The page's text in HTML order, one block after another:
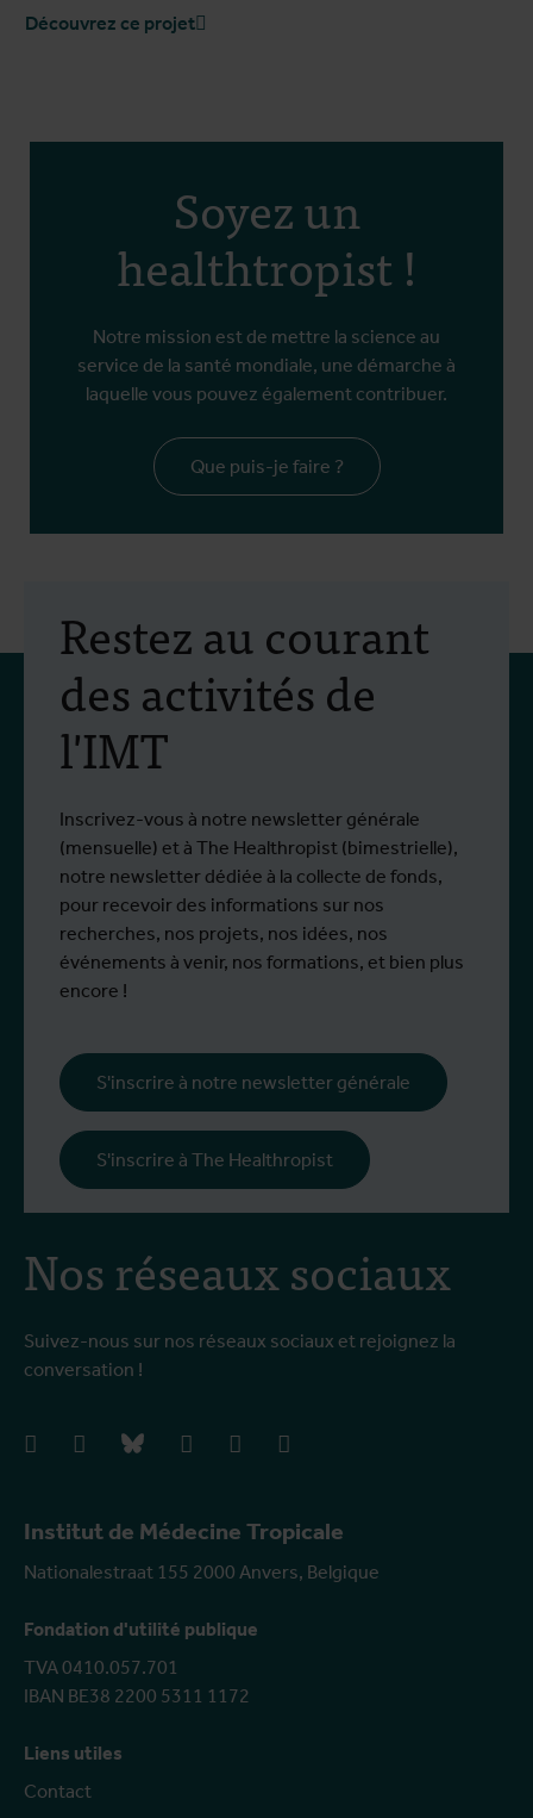
Découvrez ce projet
Soyez un
healthtropist !
Notre mission est de mettre la science au
service de la santé mondiale, une démarche à
laquelle vous pouvez également contribuer.
Que puis-je faire ?
Institut de Médecine Tropicale
Nationalestraat 155 2000 Anvers, Belgique
Fondation d'utilité publique
TVA 0410.057.701
IBAN BE38 2200 5311 1172
Liens utiles
Contact
Nos réseaux sociaux
Suivez-nous sur nos réseaux sociaux et rejoignez la
conversation !
facebookinstagrambluesky linkedIn youtube
Restez au courant
des activités de
l'IMT
Inscrivez-vous à notre newsletter générale
(mensuelle) et à The Healthropist (bimestrielle),
notre newsletter dédiée à la collecte de fonds,
pour recevoir des informations sur nos
recherches, nos projets, nos idées, nos
événements à venir, nos formations, et bien plus
encore !
S'inscrire à notre newsletter générale
S'inscrire à The Healthropist